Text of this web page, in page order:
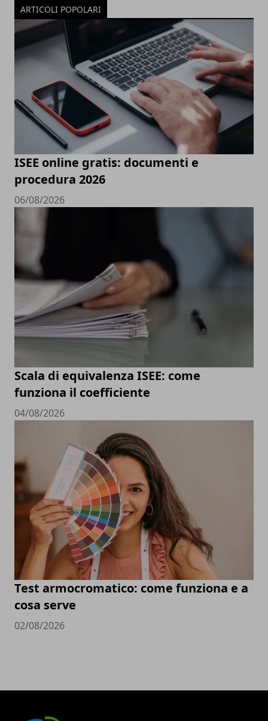
ARTICOLI POPOLARI
ISEE online gratis: documenti e
procedura 2026
06/08/2026
Scala di equivalenza ISEE: come
funziona il coefficiente
04/08/2026
Test armocromatico: come funziona e a
cosa serve
02/08/2026